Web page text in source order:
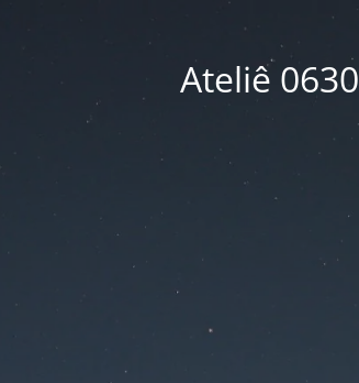
Ateliê 0630